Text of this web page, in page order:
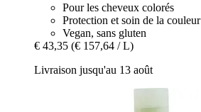
Pour les cheveux colorés
Protection et soin de la couleur
Vegan, sans gluten
€ 43,35 (€ 157,64 / L)
Livraison jusqu'au 13 août